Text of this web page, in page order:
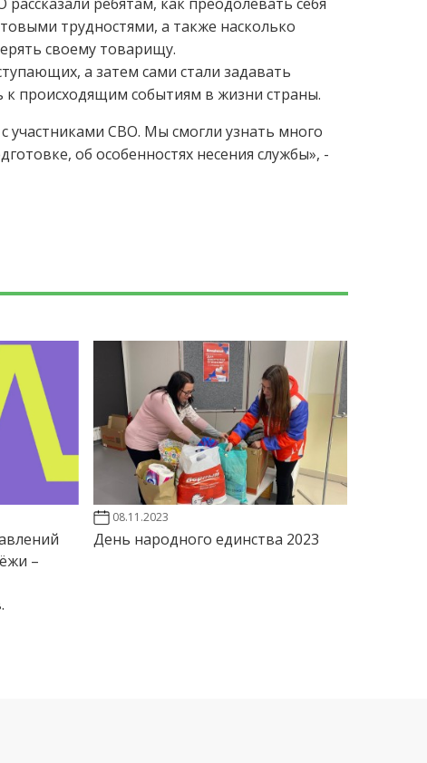
трудностями, а также насколько
своему товарищу.
а затем сами стали задавать
к происходящим событиям в жизни страны.
участниками СВО. Мы смогли узнать много
об особенностях несения службы», -
–
08.11.2023
День народного единства 2023